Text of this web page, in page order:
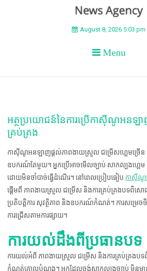
BEYONDAugust 8, 2026 5:03 pm
Menu
អត្ថប្រយោជន៍នៃការប្រើកាស៊ីណូអនឡ
គ្រប់គ្រង
កាស៊ីណូអនឡាញផ្តល់ភាពងាយស្រួល ជម្រើសហ្គេមច្រើន
ឧបករណ៍តែមួយ។ អ្នកប្រើអាចមើលច្បាប់ សាកល្បងហ្គេម
ដោយមិនចាំបាច់ធ្វើដំណើរ។ នៅពេលប្រៀបធៀប កាស៊ីណូ
ផ្តើមពី ភាពងាយស្រួល ជម្រើស និងការគ្រប់គ្រងបទពិសោ
ប្រតិបត្តិការ សុវត្ថិភាព និងឧបករណ៍កំណត់។ ការសម្រេច
ការជ្រើសតាមការផ្សាយ។
ការយល់ដឹងពីប្រធានបទ
ការយល់អំពី ភាពងាយស្រួល ជម្រើស និងការគ្រប់គ្រងបទពិ
កំណត់គោលបំណង។ អ្នកដែលចង់សាកល្បងច្បាប់ មិនមាន